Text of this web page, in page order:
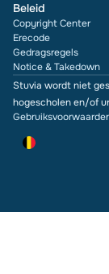
Beleid
Copyright Center
Erecode
Gedragsregels
Notice & Takedown
Stuvia wordt niet
hogescholen en/of